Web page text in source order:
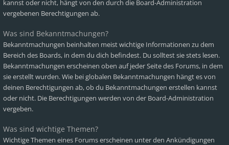
kannst oder nicht, hängt von den durch die Board-Administration
vergebenen Berechtigungen ab.
Was sind Bekanntmachungen?
Bekanntmachungen beinhalten meist wichtige Informationen zu dem
Bereich des Boards, in dem du dich befindest. Du solltest sie stets lesen.
Bekanntmachungen erscheinen oben auf jeder Seite des Forums, in dem
sie erstellt wurden. Wie bei globalen Bekanntmachungen hängt es von
deinen Berechtigungen ab, ob du Bekanntmachungen erstellen kannst
oder nicht. Die Berechtigungen werden von der Board-Administration
vergeben.
Was sind wichtige Themen?
Wichtige Themen eines Forums erscheinen unter den Ankündigungen